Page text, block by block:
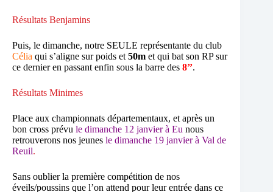
Résultats Benjamins
Puis, le dimanche, notre SEULE représentante du club
Célia qui s’aligne sur poids et 50m et qui bat son RP sur
ce dernier en passant enfin sous la barre des 8’’.
Résultats Minimes
Place aux championnats départementaux, et après un
bon cross prévu le dimanche 12 janvier à Eu nous
retrouverons nos jeunes le dimanche 19 janvier à Val de
Reuil.
Sans oublier la première compétition de nos
éveils/poussins que l’on attend pour leur entrée dans ce